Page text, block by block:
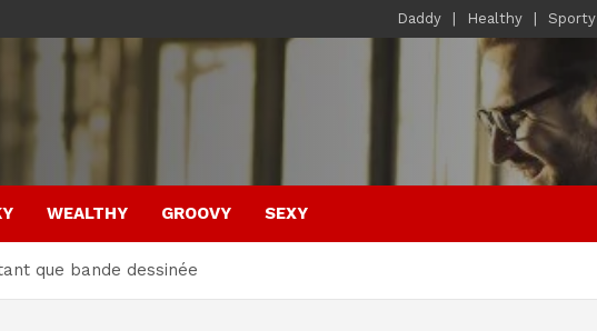
Daddy Healthy Sporty
WEALTHY GROOVY SEXY
que bande dessinée